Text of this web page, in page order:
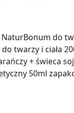
do
twarzy i ciała
+ świeca
50ml